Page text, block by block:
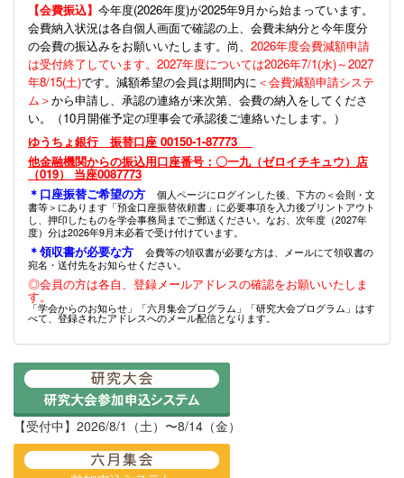
【会費振込】 今年度(2026年度)が2025年9月から始まっています。
会費納入状況は各自個人画面で確認の上、会費未納分と今年度分
の会費の振込みをお願いいたします。尚、 2026年度会費減額申請
は受付終了しています。2027年度については2026年7/1(水)～2027
年8/15(土)です。減額希望の会員は期間内に ＜会費減額申請システ
ム＞から申請し、承認の連絡が来次第、会費の納入をしてくださ
い。（10月開催予定の理事会で承認後ご連絡いたします。）
ゆうちょ銀行 振替口座 00150-1-87773
他金融機関からの振込用口座番号：〇一九（ゼロイチキュウ）店
（019） 当座0087773
＊口座振替ご希望の方
個人ページにログインした後、下方の＜会則・文
書等＞にあります「預金口座振替依頼書」に必要事項を入力後プリントアウト
し、押印したものを学会事務局までご郵送ください。なお、次年度（2027年
度）分は2026年9月末必着で受け付けています。
＊領収書が必要な方
会費等の領収書が必要な方は、メールにて領収書の
宛名・送付先をお知らせください。
◎会員の方は各自、登録メールアドレスの確認をお願いいたしま
す。
「学会からのお知らせ」「六月集会プログラム」「研究大会プログラム」はす
べて、登録されたアドレスへのメール配信となります。
【受付中】2026/8/1（土）〜8/14（金）